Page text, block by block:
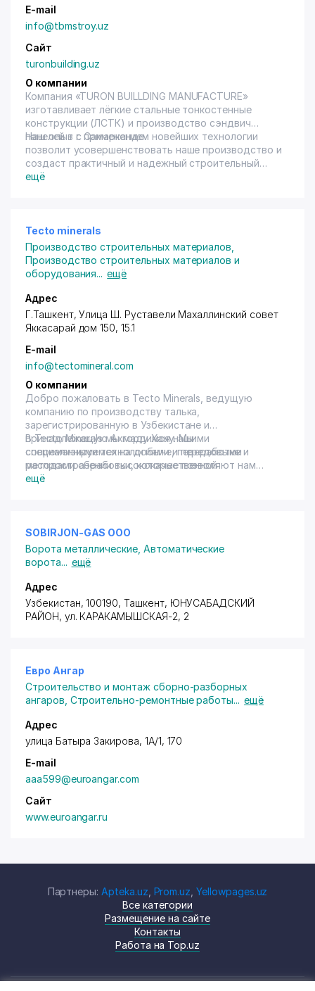
E-mail
info@tbmstroy.uz
Сайт
turonbuilding.uz
О компании
Компания «TURON BUILLDING MANUFACTURE»
изготавливает лёгкие стальные тонкостенные
конструкции (ЛСТК) и производство сэндвич
панелей в г. Самарканде.
Наш опыт с применением новейших технологии
позволит усовершенствовать наше производство и
создаст практичный и надежный строительный
материал. Строгий контроль на каждом этапе
ещё
Tecto minerals
Производство строительных материалов
Производство строительных материалов и
оборудования... ещё
Адрес
Г.Ташкент, Улица Ш. Руставели Махаллинский совет
Яккасарай дом 150, 15.1
E-mail
info@tectomineral.com
О компании
Добро пожаловать в Tecto Minerals, ведущую
компанию по производству талька,
зарегистрированную в Узбекистане и
принадлежащую Ахмаду Хану. Мы
специализируемся на добыче, переработке и
распространении высококачественной
минеральной продукции из талька для различного
В Tecto Minerals мы гордимся нашими
современными технологиями и передовыми
методами обработки, которые позволяют нам
производить минеральные продукты из талька
гарантировать, что наша продукция безопасна в
использовании и экологически ответственна.
ещё
SOBIRJON-GAS ООО
Ворота металлические Автоматические
ворота... ещё
Адрес
Узбекистан, 100190, Ташкент, ЮНУСАБАДСКИЙ
РАЙОН, ул. КАРАКАМЫШСКАЯ-2, 2
Евро Ангар
Строительство и монтаж сборно-разборных
ангаров Строительно-ремонтные работы... ещё
Адрес
улица Батыра Закирова, 1А/1, 170
E-mail
ааа599@euroangar.com
Сайт
www.euroangar.ru
Партнеры: Apteka.uz Prom.uz ,Yellowpages.uz
Все категории
Размещение на сайте
Контакты
Работа на Top.uz